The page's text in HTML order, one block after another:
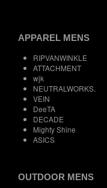
APPAREL MENS
RIPVANWINKLE
ATTACHMENT
wjk
NEUTRALWORKS.
VEIN
DeeTA
DECADE
Mighty Shine
ASICS
OUTDOOR MENS